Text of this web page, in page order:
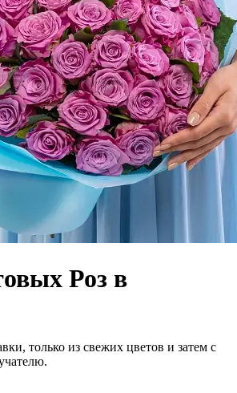
Роз в
только из свежих цветов и затем с